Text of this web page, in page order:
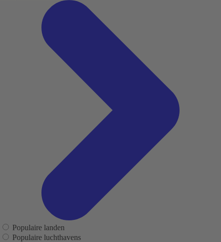
Populaire landen
Populaire luchthavens